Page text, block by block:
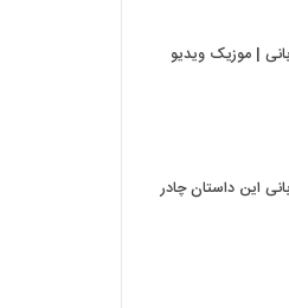
| موزیک ویدیو
این داستان چادر